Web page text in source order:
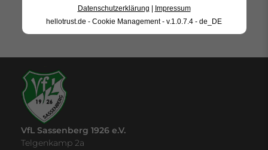
VfL Sassenberg 1926 e.V.
Telgenkamp 2a
Datenschutzerklärung | Impressum
hellotrust.de - Cookie Management - v.1.0.7.4 - de_DE